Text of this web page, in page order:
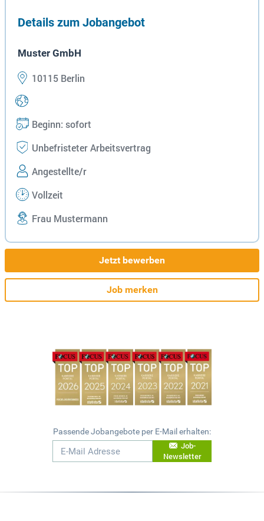
Details zum Jobangebot
Muster GmbH
10115 Berlin
Beginn: sofort
Unbefristeter Arbeitsvertrag
Angestellte/r
Vollzeit
Frau Mustermann
Jetzt bewerben
Job merken
Passende Jobangebote per E-Mail erhalten:
Job-
Newsletter